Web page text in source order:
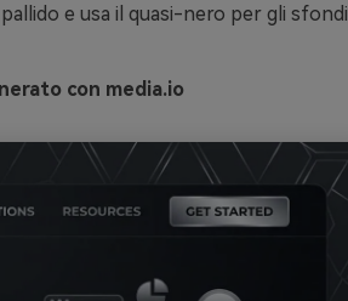
e usa il quasi-nero per gli sfondi
con media.io